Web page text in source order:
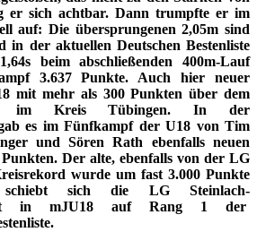
er sich achtbar. Dann trumpfte er im
auf: Die übersprungenen 2,05m sind
in der aktuellen Deutschen Bestenliste
beim abschließenden 400m-Lauf
3.637 Punkte. Auch hier neuer
mit mehr als 300 Punkten über dem
im Kreis Tübingen. In der
es im Fünfkampf der U18 von Tim
und Sören Rath ebenfalls neuen
Der alte, ebenfalls von der LG
wurde um fast 3.000 Punkte
schiebt sich die LG Steinlach-
in mJU18 auf Rang 1 der